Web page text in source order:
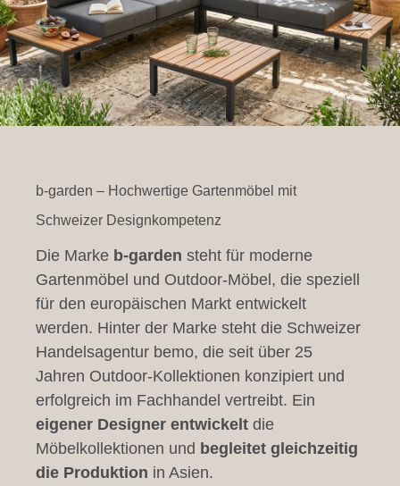
b-garden – Hochwertige Gartenmöbel mit
Schweizer Designkompetenz
Die Marke b-garden steht für moderne
Gartenmöbel und Outdoor-Möbel, die speziell
für den europäischen Markt entwickelt
werden. Hinter der Marke steht die Schweizer
Handelsagentur bemo, die seit über 25
Jahren Outdoor-Kollektionen konzipiert und
erfolgreich im Fachhandel vertreibt. Ein
eigener Designer entwickelt die
Möbelkollektionen und begleitet gleichzeitig
die Produktion in Asien.